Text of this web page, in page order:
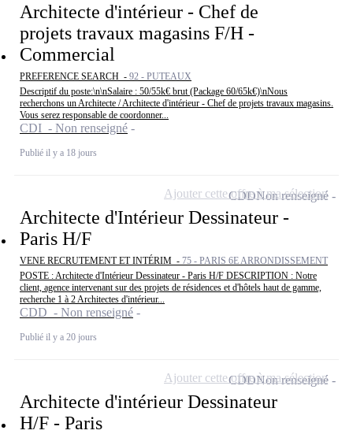
Architecte d'intérieur - Chef de
projets travaux magasins F/H -
Commercial
PREFERENCE SEARCH - 92 - PUTEAUX
Descriptif du poste:\n\nSalaire : 50/55k€ brut (Package 60/65k€)\nNous
recherchons un Architecte / Architecte d'intérieur - Chef de projets travaux magasins.
Vous serez responsable de coordonner...
CDI - Non renseigné
Publié il y a 18 jours
Architecte d'Intérieur Dessinateur -
Paris H/F
VENE RECRUTEMENT ET INTÉRIM - 75 - PARIS 6E ARRONDISSEMENT
POSTE : Architecte d'Intérieur Dessinateur - Paris H/F DESCRIPTION : Notre
client, agence intervenant sur des projets de résidences et d'hôtels haut de gamme,
recherche 1 à 2 Architectes d'intérieur...
CDD - Non renseigné
Publié il y a 20 jours
CDDNon renseigné
Ajouter cette offre à ma sélection
Architecte d'intérieur Dessinateur
H/F - Paris
CDDNon renseigné
Ajouter cette offre à ma sélection